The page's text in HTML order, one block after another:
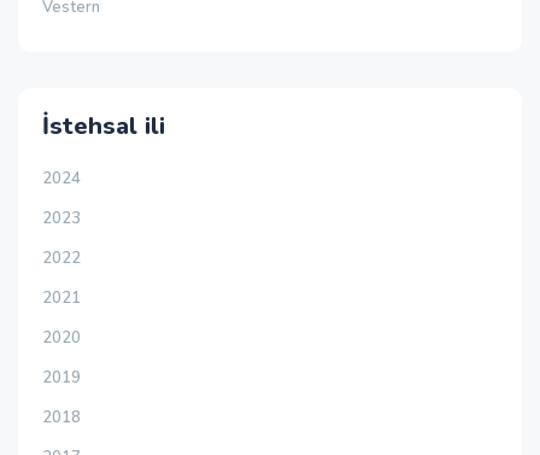
Vestern
İstehsal ili
2024
2023
2022
2021
2020
2019
2018